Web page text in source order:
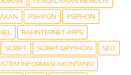
PSHIPON PSIPHON
RAFINTERNET APPS
SCRIPT SCRIPT QPYTHON SEO
INFORMASI AKUNTANSI